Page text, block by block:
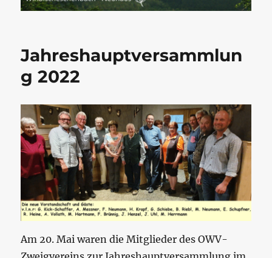
Jahreshauptversammlun
g 2022
Am 20. Mai waren die Mitglieder des OWV-